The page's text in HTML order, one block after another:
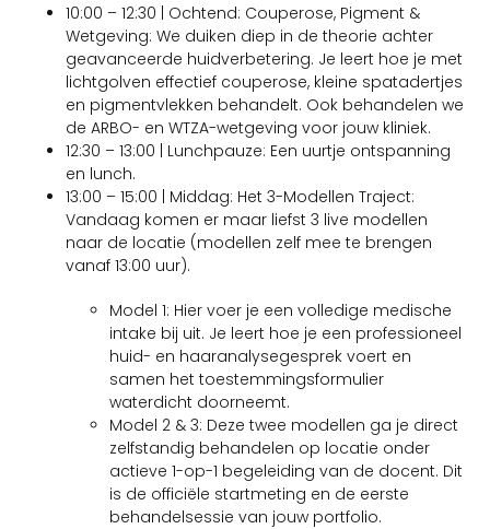
10:00 – 12:30 | Ochtend: Couperose, Pigment &
Wetgeving: We duiken diep in de theorie achter
geavanceerde huidverbetering. Je leert hoe je met
lichtgolven effectief couperose, kleine spatadertjes
en pigmentvlekken behandelt. Ook behandelen we
de ARBO- en WTZA-wetgeving voor jouw kliniek.
12:30 – 13:00 | Lunchpauze: Een uurtje ontspanning
en lunch.
13:00 – 15:00 | Middag: Het 3-Modellen Traject:
Vandaag komen er maar liefst 3 live modellen
naar de locatie (modellen zelf mee te brengen
vanaf 13:00 uur).
Model 1: Hier voer je een volledige medische
intake bij uit. Je leert hoe je een professioneel
huid- en haaranalysegesprek voert en
samen het toestemmingsformulier
waterdicht doorneemt.
Model 2 & 3: Deze twee modellen ga je direct
zelfstandig behandelen op locatie onder
actieve 1-op-1 begeleiding van de docent. Dit
is de officiële startmeting en de eerste
behandelsessie van jouw portfolio.